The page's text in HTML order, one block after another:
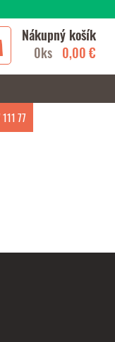
Nákupný košík
0ks 0,00 €
77